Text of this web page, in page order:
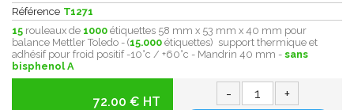
Référence T1271
15 rouleaux de 1000 étiquettes 58 mm x 53 mm x 40 mm pour
balance Mettler Toledo - (15.000 étiquettes) support thermique et
adhésif pour froid positif -10°c / +60°c - Mandrin 40 mm - sans
bisphenol A
72.00 € HT - +